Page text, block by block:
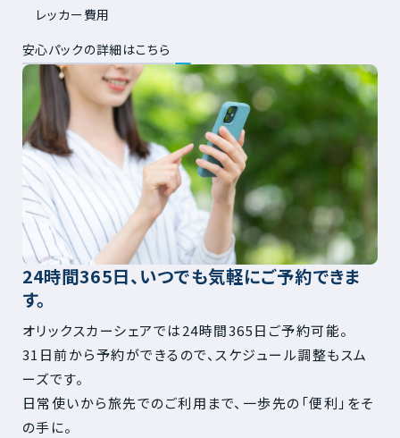
レッカー費用
安心パックの詳細はこちら
24時間365日、いつでも気軽にご予約できま
す。
オリックスカーシェアでは24時間365日ご予約可能。
31日前から予約ができるので、スケジュール調整もスム
ーズです。
日常使いから旅先でのご利用まで、一歩先の「便利」をそ
の手に。